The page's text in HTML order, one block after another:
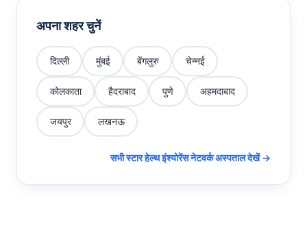
अपना शहर चुनें
दिल्ली मुंबई बेंगलुरु चेन्नई
कोलकाता हैदराबाद पुणे अहमदाबाद
जयपुर लखनऊ
सभी स्टार हेल्थ इंश्योरेंस नेटवर्क अस्पताल देखें →